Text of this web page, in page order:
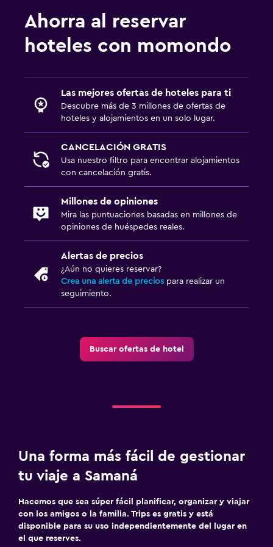
Libros, DVD, música para niños
Ahorra al reservar
hoteles con momondo
Las mejores ofertas de hoteles para ti
Descubre más de 3 millones de ofertas de
hoteles y alojamientos en un solo lugar.
CANCELACIÓN GRATIS
Usa nuestro filtro para encontrar alojamientos
con cancelación gratis.
Millones de opiniones
Mira las puntuaciones basadas en millones de
opiniones de huéspedes reales.
Alertas de precios
¿Aún no quieres reservar?
Crea una alerta de precios para realizar un
seguimiento.
Buscar ofertas de hotel
Una forma más fácil de gestionar
tu viaje a Samaná
Hacemos que sea súper fácil planificar, organizar y viajar
con los amigos o la familia. Trips es gratis y está
disponible para su uso independientemente del lugar en
el que reserves.